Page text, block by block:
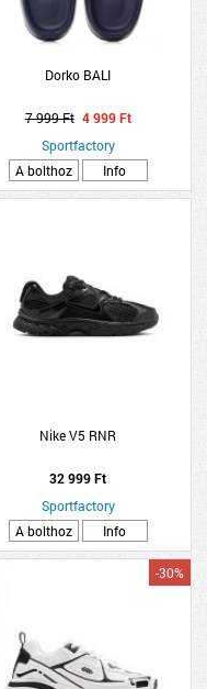
Dorko BALI
7 999 Ft 4 999 Ft
Sportfactory
A bolthoz
Info
Nike V5 RNR
32 999 Ft
Sportfactory
A bolthoz
Info
-30%